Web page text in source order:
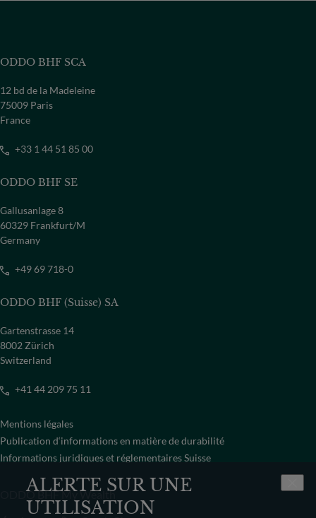
ALERTE SUR UNE
UTILISATION
ODDO BHF SCA
12 bd de la Madeleine
75009 Paris
France
+33 1 44 51 85 00
ODDO BHF SE
Gallusanlage 8
60329 Frankfurt/M
Germany
+49 69 718-0
ODDO BHF (Suisse) SA
Gartenstrasse 14
8002 Zürich
Switzerland
+41 44 209 75 11
Mentions légales
Publication d‘informations en matière de durabilité
Informations juridiques et réglementaires Suisse
ODDO BHF My Wealth